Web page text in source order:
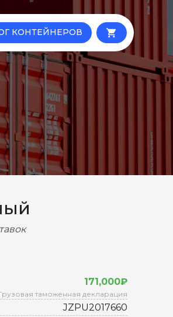
КОНТЕЙНЕРОВ local_grocery_store
171,000₽
таможенная декларация
JZPU2017660